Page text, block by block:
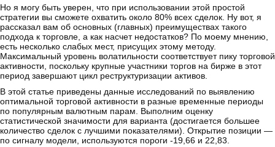
Но я могу быть уверен, что при использовании этой простой
стратегии вы сможете охватить около 80% всех сделок. Ну вот, я
рассказал вам об основных (главных) преимуществах такого
подхода к торговле, а как насчет недостатков? По моему мнению,
есть несколько слабых мест, присущих этому методу.
Максимальный уровень волатильности соответствует пику торговой
активности, поскольку крупные участники торгов на бирже в этот
период завершают цикл реструктуризации активов.
В этой статье приведены данные исследований по выявлению
оптимальной торговой активности в разные временные периоды
по популярным валютным парам. Выполним оценку
статистической значимости для варианта (достигается большее
количество сделок с лучшими показателями). Открытие позиции —
по сигналу модели, используются пороги -19,66 и 22,83.